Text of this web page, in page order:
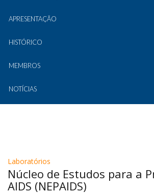
APRESENTAÇÃO
HISTÓRICO
MEMBROS
NOTÍCIAS
Laboratórios
Núcleo de Estudos para a
AIDS (NEPAIDS)